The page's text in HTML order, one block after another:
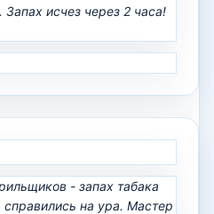
исчез через 2 часа!
- запах табака
на ура. Мастер